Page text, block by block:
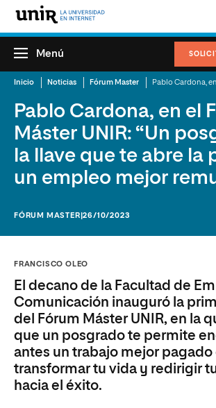
Menú
Inicio Noticias Fórum Master
Pablo Cardona, en el
Máster UNIR: “Un
la llave que te abre la
un empleo mejor
FÓRUM MASTER |26/10/2023
FRANCISCO OLEO
El decano de la Facultad de
Comunicación inauguró la
del Fórum Máster UNIR, en la
que un posgrado te permite
antes un trabajo mejor pagado
transformar tu vida y redirigir
hacia el éxito.